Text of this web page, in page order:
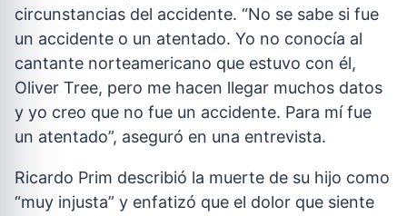
circunstancias del accidente. “No se sabe si fue
un accidente o un atentado. Yo no conocía al
cantante norteamericano que estuvo con él,
Oliver Tree, pero me hacen llegar muchos datos
y yo creo que no fue un accidente. Para mí fue
un atentado”, aseguró en una entrevista.
Ricardo Prim describió la muerte de su hijo como
“muy injusta” y enfatizó que el dolor que siente